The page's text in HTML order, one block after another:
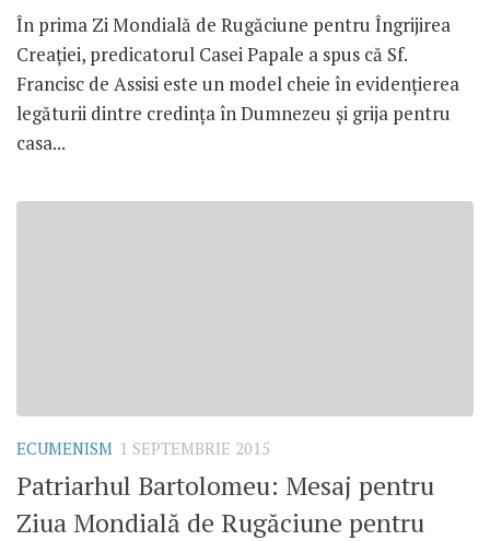
În prima Zi Mondială de Rugăciune pentru Îngrijirea
Creației, predicatorul Casei Papale a spus că Sf.
Francisc de Assisi este un model cheie în evidențierea
legăturii dintre credința în Dumnezeu și grija pentru
casa...
ECUMENISM 1 SEPTEMBRIE 2015
Patriarhul Bartolomeu: Mesaj pentru
Ziua Mondială de Rugăciune pentru